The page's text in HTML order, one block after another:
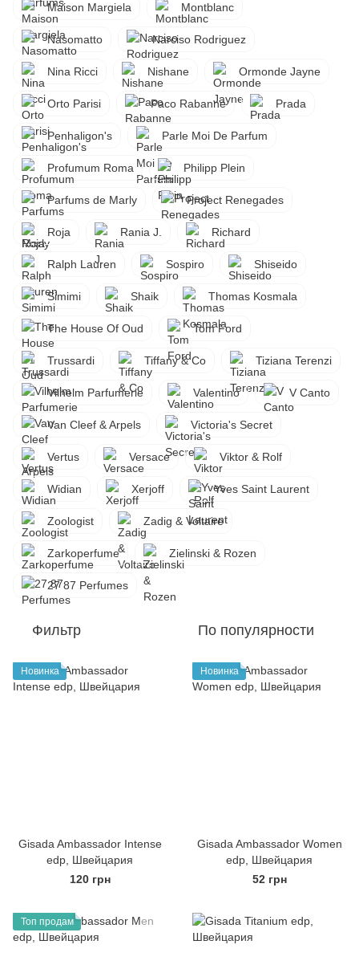
Maison Margiela Montblanc
Nasomatto Narciso Rodriguez
Nina Ricci Nishane Ormonde Jayne
Orto Parisi Paco Rabanne Prada
Penhaligon's Parle Moi De Parfum
Profumum Roma Philipp Plein
Parfums de Marly Project Renegades
Roja Rania J. Richard
Ralph Lauren Sospiro Shiseido
Simimi Shaik Thomas Kosmala
The House Of Oud Tom Ford
Trussardi Tiffany & Co Tiziana Terenzi
Vilhelm Parfumerie Valentino V Canto
Van Cleef & Arpels Victoria's Secret
Vertus Versace Viktor & Rolf
Widian Xerjoff Yves Saint Laurent
Zoologist Zadig & Voltaire
Zarkoperfume Zielinski & Rozen
27 87 Perfumes
Фильтр По популярности
Новинка
Gisada Ambassador Intense
edp, Швейцария
120 грн
Новинка
Gisada Ambassador Women
edp, Швейцария
52 грн
Топ продам